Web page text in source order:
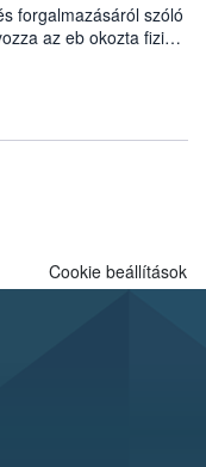
forgalmazásáról szóló
az eb okozta fizikai
felmerülő
eb tartását és annak
Cookie beállítások